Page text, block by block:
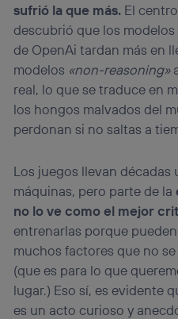
sufrió la que más. El
descubrió que los
de OpenAi tardan más en
modelos «non-reasoning»
real, lo que se traduce en
los hongos malvados del
perdonan si no saltas a
Los juegos llevan décadas
máquinas, pero parte de la
no lo ve como el mejor
entrenarlas porque
muchos factores que no
(que es para lo que
lugar.) Eso sí, es evidente
es un acto curioso y